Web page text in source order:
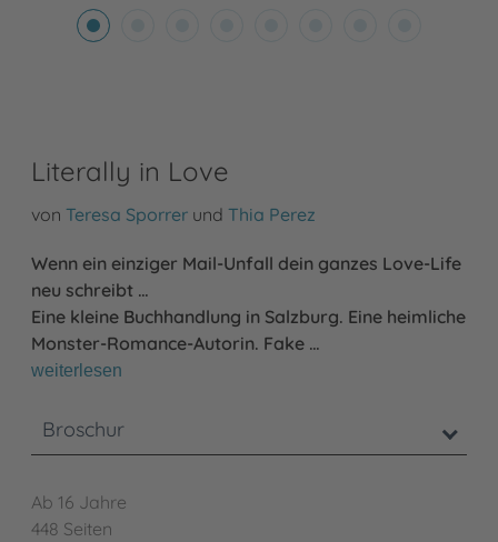
Literally in Love
von Teresa Sporrer und Thia Perez
Wenn ein einziger Mail-Unfall dein ganzes Love-Life
neu schreibt …
Eine kleine Buchhandlung in Salzburg. Eine heimliche
Monster-Romance-Autorin. Fake …
weiterlesen
Broschur
Ab 16 Jahre
448 Seiten